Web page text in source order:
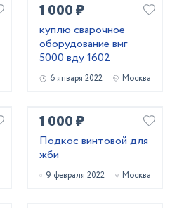
1 000 ₽
куплю сварочное
оборудование вмг
5000 вду 1602
6 января 2022 Москва
1 000 ₽
Подкос винтовой для
жби
9 февраля 2022 Москва